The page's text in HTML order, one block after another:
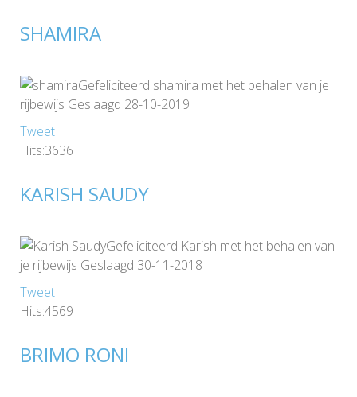
SHAMIRA
Gefeliciteerd shamira met het behalen van je
rijbewijs Geslaagd 28-10-2019
Tweet
Hits:3636
KARISH SAUDY
Gefeliciteerd Karish met het behalen van
je rijbewijs Geslaagd 30-11-2018
Tweet
Hits:4569
BRIMO RONI